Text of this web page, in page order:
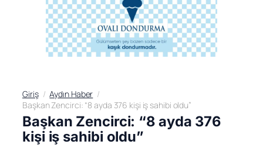
Giriş
Aydın Haber
Başkan Zencirci: “8 ayda 376 kişi iş sahibi oldu”
Başkan Zencirci: “8 ayda 376
kişi iş sahibi oldu”